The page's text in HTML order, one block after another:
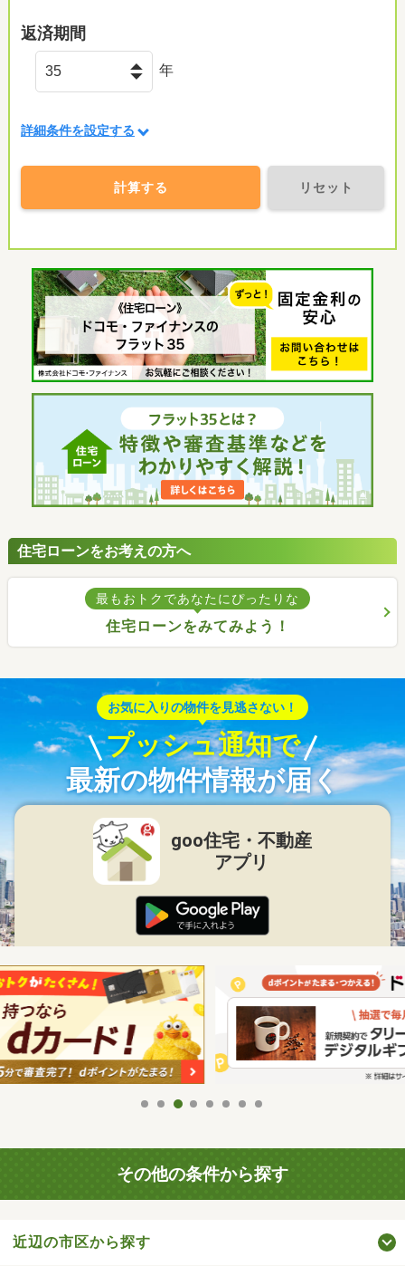
返済期間
年
詳細条件を設定する
計算する リセット
住宅ローンをお考えの方へ
最もおトクであなたにぴったりな
住宅ローンをみてみよう！
お気に入りの物件を見逃さない！
プッシュ通知で
最新の物件情報が届く
goo住宅・不動産
アプリ
その他の条件から探す
近辺の市区から探す